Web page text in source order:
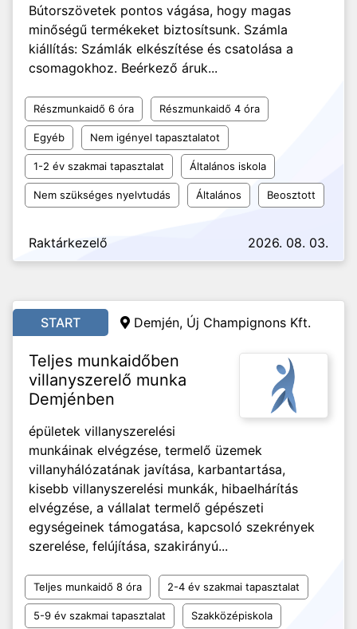
Bútorszövetek pontos vágása, hogy magas
minőségű termékeket biztosítsunk. Számla
kiállítás: Számlák elkészítése és csatolása a
csomagokhoz. Beérkező áruk...
Részmunkaidő 6 óra Részmunkaidő 4 óra
Egyéb Nem igényel tapasztalatot
1-2 év szakmai tapasztalat Általános iskola
Nem szükséges nyelvtudás Általános Beosztott
Raktárkezelő 2026. 08. 03.
START Demjén, Új Champignons Kft.
Teljes munkaidőben
villanyszerelő munka
Demjénben
épületek villanyszerelési
munkáinak elvégzése, termelő üzemek
villanyhálózatának javítása, karbantartása,
kisebb villanyszerelési munkák, hibaelhárítás
elvégzése, a vállalat termelő gépészeti
egységeinek támogatása, kapcsoló szekrények
szerelése, felújítása, szakirányú...
Teljes munkaidő 8 óra 2-4 év szakmai tapasztalat
5-9 év szakmai tapasztalat Szakközépiskola